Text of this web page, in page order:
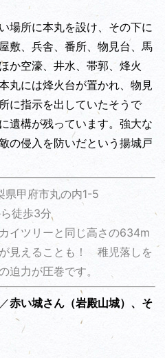
場所に本丸を設け、その下に
敷、兵舎、番所、物見台、馬
か空濠、井水、帯郭、烽火
丸には烽火台が置かれ、物見
に指示を出していたそうで
遺構が残っています。強大な
の侵入を防いだという揚城戸
甲府市丸の内1-5
徒歩3分
イツリーと同じ高さの634m
見えることも！ 稚児落しを
迫力が圧巻です。
赤い城さん（岩殿山城）、そ